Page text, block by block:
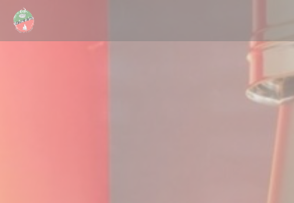
Panel pro správu cookies